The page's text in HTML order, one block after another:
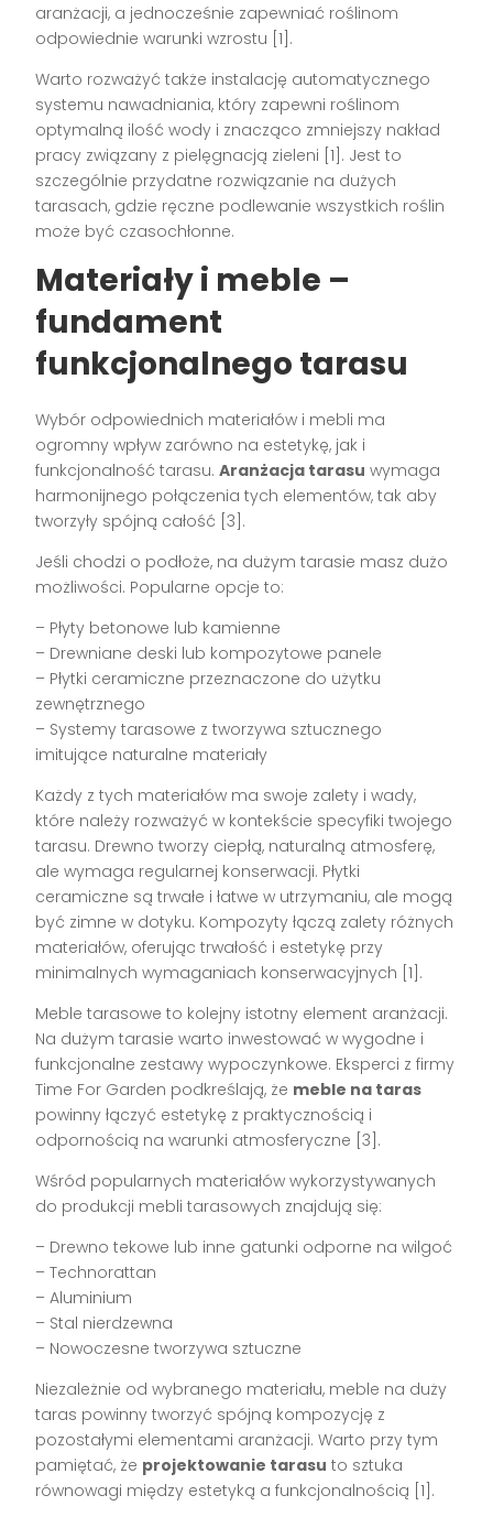
aranżacji, a jednocześnie zapewniać roślinom
odpowiednie warunki wzrostu [1].
Warto rozważyć także instalację automatycznego
systemu nawadniania, który zapewni roślinom
optymalną ilość wody i znacząco zmniejszy nakład
pracy związany z pielęgnacją zieleni [1]. Jest to
szczególnie przydatne rozwiązanie na dużych
tarasach, gdzie ręczne podlewanie wszystkich roślin
może być czasochłonne.
Materiały i meble –
fundament
funkcjonalnego tarasu
Wybór odpowiednich materiałów i mebli ma
ogromny wpływ zarówno na estetykę, jak i
funkcjonalność tarasu.Aranżacja tarasu wymaga
harmonijnego połączenia tych elementów, tak aby
tworzyły spójną całość [3].
Jeśli chodzi o podłoże, na dużym tarasie masz dużo
możliwości. Popularne opcje to:
– Płyty betonowe lub kamienne
– Drewniane deski lub kompozytowe panele
– Płytki ceramiczne przeznaczone do użytku
zewnętrznego
– Systemy tarasowe z tworzywa sztucznego
imitujące naturalne materiały
Każdy z tych materiałów ma swoje zalety i wady,
które należy rozważyć w kontekście specyfiki twojego
tarasu. Drewno tworzy ciepłą, naturalną atmosferę,
ale wymaga regularnej konserwacji. Płytki
ceramiczne są trwałe i łatwe w utrzymaniu, ale mogą
być zimne w dotyku. Kompozyty łączą zalety różnych
materiałów, oferując trwałość i estetykę przy
minimalnych wymaganiach konserwacyjnych [1].
Meble tarasowe to kolejny istotny element aranżacji.
Na dużym tarasie warto inwestować w wygodne i
funkcjonalne zestawy wypoczynkowe. Eksperci z firmy
Time For Garden podkreślają, że meble na taras
powinny łączyć estetykę z praktycznością i
odpornością na warunki atmosferyczne [3].
Wśród popularnych materiałów wykorzystywanych
do produkcji mebli tarasowych znajdują się:
– Drewno tekowe lub inne gatunki odporne na wilgoć
– Technorattan
– Aluminium
– Stal nierdzewna
– Nowoczesne tworzywa sztuczne
Niezależnie od wybranego materiału, meble na duży
taras powinny tworzyć spójną kompozycję z
pozostałymi elementami aranżacji. Warto przy tym
pamiętać, że projektowanie tarasu to sztuka
równowagi między estetyką a funkcjonalnością [1].